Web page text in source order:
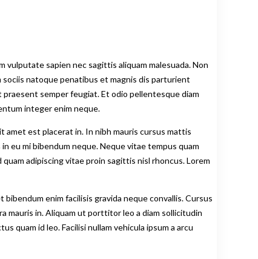
sapien nec sagittis aliquam malesuada. Non
sociis natoque penatibus et magnis dis parturient
semper feugiat. Et odio pellentesque diam
integer enim neque.
est placerat in. In nibh mauris cursus mattis
eu mi bibendum neque. Neque vitae tempus quam
adipiscing vitae proin sagittis nisl rhoncus. Lorem
enim facilisis gravida neque convallis. Cursus
mauris in. Aliquam ut porttitor leo a diam sollicitudin
quam id leo. Facilisi nullam vehicula ipsum a arcu